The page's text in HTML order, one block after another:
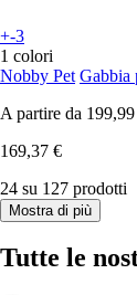
+-3
1 colori
Nobby Pet Gabbia
A partire da
169,37 €
24 su 127 prodotti
Mostra di più
Tutte le